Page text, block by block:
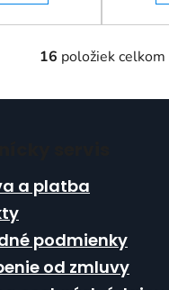
O
l
p
r
v
16 položiek celkom
a platba
podmienky
od zmluvy